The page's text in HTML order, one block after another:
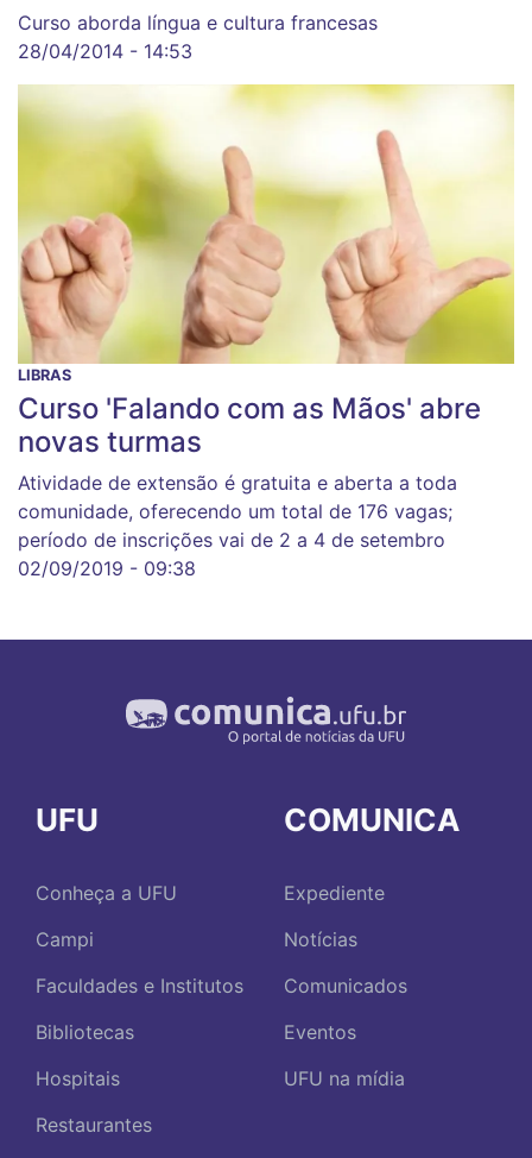
Curso aborda língua e cultura francesas
28/04/2014 - 14:53
LIBRAS
Curso 'Falando com as Mãos' abre
novas turmas
Atividade de extensão é gratuita e aberta a toda
comunidade, oferecendo um total de 176 vagas;
período de inscrições vai de 2 a 4 de setembro
02/09/2019 - 09:38
UFU
Conheça a UFU
Campi
Faculdades e Institutos
Bibliotecas
Hospitais
Restaurantes
COMUNICA
Expediente
Notícias
Comunicados
Eventos
UFU na mídia